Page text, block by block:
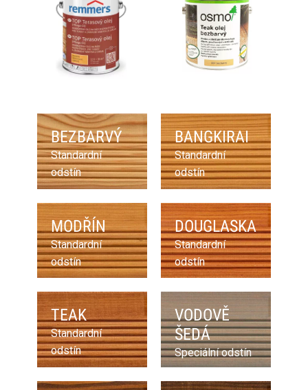
BEZBARVÝ
Standardní
odstín
BANGKIRAI
Standardní
odstín
MODŘÍN
Standardní
odstín
DOUGLASKA
Standardní
odstín
TEAK
Standardní
odstín
VODOVĚ
ŠEDÁ
Speciální odstín